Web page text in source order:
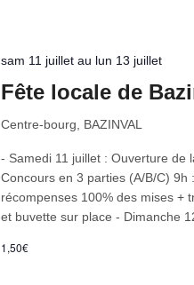
sam 11 juillet au lun 13 juillet
Fête locale de
Centre-bourg, BAZINVAL
- Samedi 11 juillet : Ouverture de
Concours en 3 parties (A/B/C)
récompenses 100% des mises +
et buvette sur place - Dimanche
1,50€